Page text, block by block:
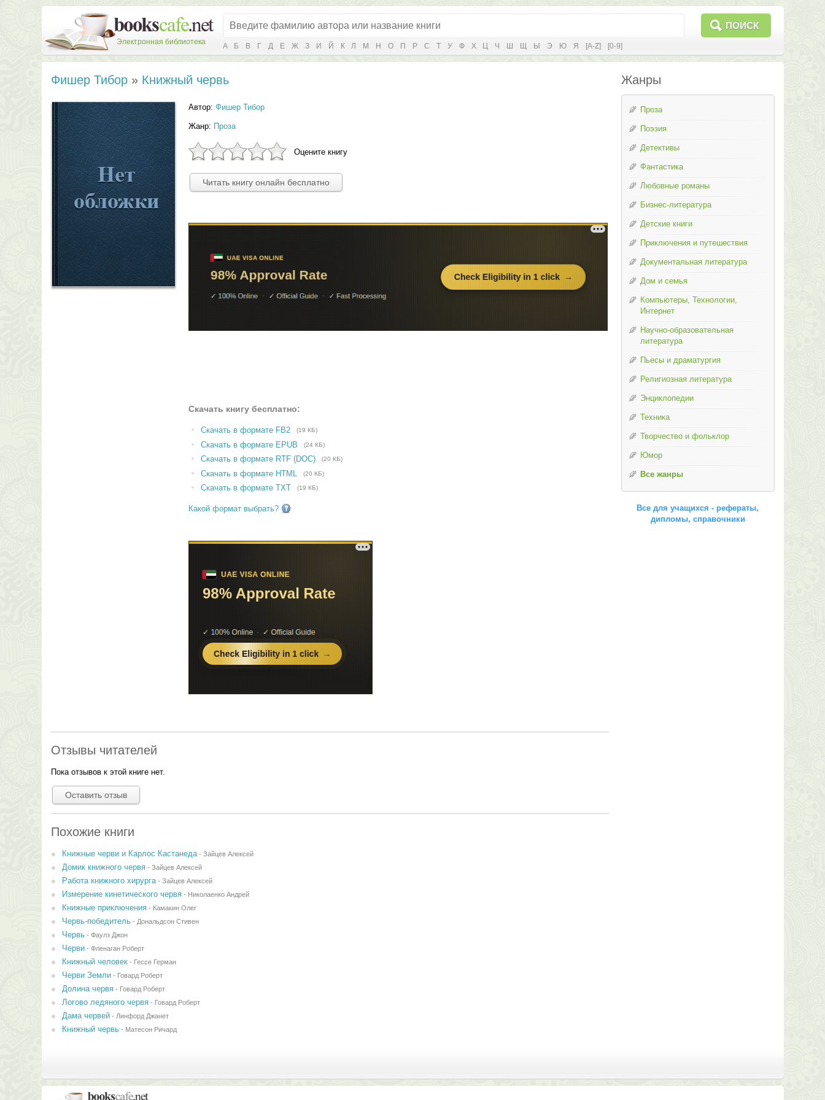
Электронная библиотека
ПОИСК
А Б В Г Д Е Ж З И Й К Л М Н О П Р С Т У Ф Х Ц Ч Ш Щ Ы Э Ю Я [A-Z] [0-9]
Фишер Тибор» Книжный червь
Автор: Фишер Тибор
Жанр: Проза
Оцените книгу
Читать книгу онлайн бесплатно
Скачать книгу бесплатно:
Скачать в формате FB2 (19 КБ)
Скачать в формате EPUB (24 КБ)
Скачать в формате RTF (DOC) (20 КБ)
Скачать в формате HTML (20 КБ)
Скачать в формате TXT (19 КБ)
Какой формат выбрать?
Отзывы читателей
Пока отзывов к этой книге нет.
Оставить отзыв
Похожие книги
Книжные черви и Карлос Кастанеда- Зайцев Алексей
Домик книжного червя- Зайцев Алексей
Работа книжного хирурга- Зайцев Алексей
Измерение кинетического червя- Николаенко Андрей
Книжные приключения- Камакин Олег
Червь-победитель- Дональдсон Стивен
Червь- Фаулз Джон
Черви- Фленаган Роберт
Книжный человек- Гессе Герман
Черви Земли- Говард Роберт
Долина червя- Говард Роберт
Логово ледяного червя- Говард Роберт
Дама червей- Линфорд Джанет
Книжный червь- Матесон Ричард
Жанры
Проза
Поэзия
Детективы
Фантастика
Любовные романы
Бизнес-литература
Детские книги
Приключения и путешествия
Документальная литература
Дом и семья
Компьютеры, Технологии,
Интернет
Научно-образовательная
литература
Пьесы и драматургия
Религиозная литература
Энциклопедии
Техника
Творчество и фольклор
Юмор
Все жанры
Все для учащихся - рефераты,
дипломы, справочники